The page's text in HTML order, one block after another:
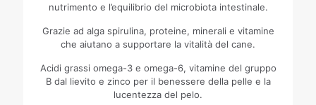
nutrimento e l’equilibrio del microbiota intestinale.
Grazie ad alga spirulina, proteine, minerali e vitamine
che aiutano a supportare la vitalità del cane.
Acidi grassi omega-3 e omega-6, vitamine del gruppo
B dal lievito e zinco per il benessere della pelle e la
lucentezza del pelo.